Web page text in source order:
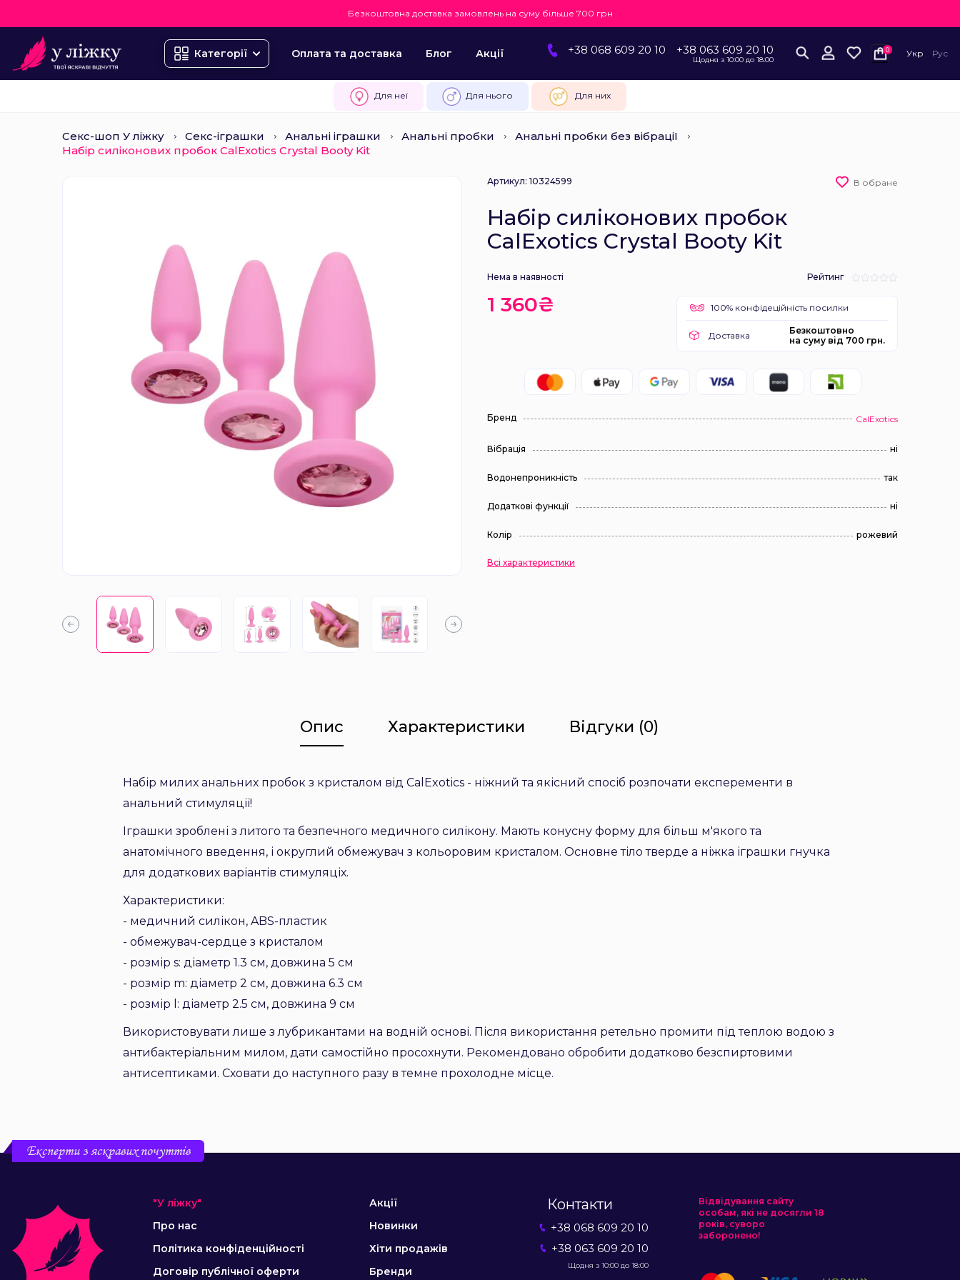
Безкоштовна доставка замовлень на суму більше 700 грн
Категорії Оплата та доставка Блог Акції +38 068 609 20 10 +38 063 609 20 10
Щодня з 10:00 до 18:00
0 Укр Рус
Для неї Для нього Для них
Секс-шоп У ліжку Секс-іграшки Анальні іграшки Анальні пробки
Анальні пробки без вібрації
Набір силіконових пробок CalExotics Crystal Booty Kit
Артикул: 10324599 В обране
Набір силіконових пробок
CalExotics Crystal Booty Kit
Нема в наявності Рейтинг
1 360₴ 100% конфідеційність посилки
Доставка
Безкоштовно
на суму від 700 грн.
Бренд CalExotics
Вібрація ні
Водонепроникність так
Додаткові функції ні
Колір рожевий
Всі характеристики
Опис Характеристики Відгуки (0)
Набір милих анальних пробок з кристалом від CalExotics - ніжний та якісний спосіб розпочати експеременти в
анальний стимуляції!
Іграшки зроблені з литого та безпечного медичного силікону. Мають конусну форму для більш м'якого та
анатомічного введення, і округлий обмежувач з кольоровим кристалом. Основне тіло тверде а ніжка іграшки гнучка
для додаткових варіантів стимуляціх.
Характеристики:
- медичний силікон, ABS-пластик
- обмежувач-сердце з кристалом
- розмір s: діаметр 1.3 см, довжина 5 см
- розмір m: діаметр 2 см, довжина 6.3 см
- розмір l: діаметр 2.5 см, довжина 9 см
Використовувати лише з лубрикантами на водній основі. Після використання ретельно промити під теплою водою з
антибактеріальним милом, дати самостійно просохнути. Рекомендовано обробити додатково безспиртовими
антисептиками. Сховати до наступного разу в темне прохолодне місце.
Експерти з яскравих почуттів
"У ліжку"
Про нас
Політика конфіденційності
Договір публічної оферти
Акції
Новинки
Хіти продажів
Бренди
Контакти
+38 068 609 20 10
+38 063 609 20 10
Щодня з 10:00 до 18:00
Відвідування сайту
особам, які не досягли 18
років, суворо
заборонено!